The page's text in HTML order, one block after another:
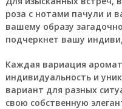
роза с нотами пачули и
вашему образу
подчеркнет вашу
Каждая вариация
индивидуальность и
вариант для разных
свою собственную